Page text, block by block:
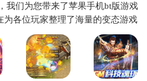
我们为您带来了苹果手机bt版游戏
各位玩家整理了海量的变态游戏
解到最新、最热门的BT版手游。找
下载合集，高人气、高爆率，上线